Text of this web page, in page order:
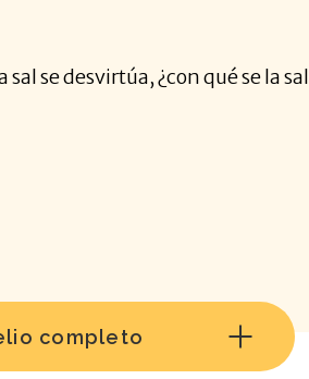
sal se desvirtúa, ¿con qué se la
completo